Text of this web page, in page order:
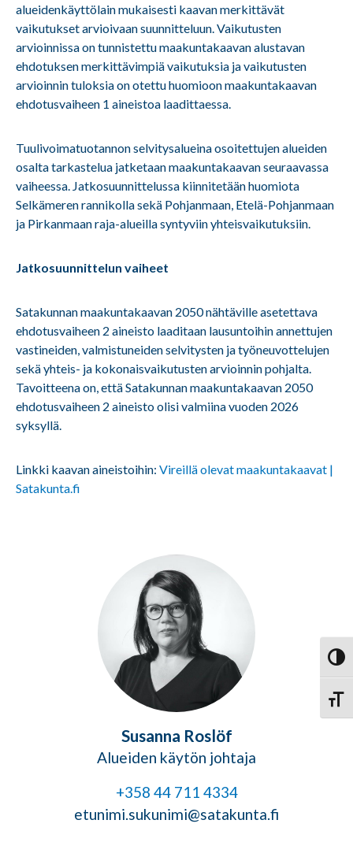
alueidenkäyttölain mukaisesti kaavan merkittävät
vaikutukset arvioivaan suunnitteluun. Vaikutusten
arvioinnissa on tunnistettu maakuntakaavan alustavan
ehdotuksen merkittävimpiä vaikutuksia ja vaikutusten
arvioinnin tuloksia on otettu huomioon maakuntakaavan
ehdotusvaiheen 1 aineistoa laadittaessa.
Tuulivoimatuotannon selvitysalueina osoitettujen alueiden
osalta tarkastelua jatketaan maakuntakaavan seuraavassa
vaiheessa. Jatkosuunnittelussa kiinnitetään huomiota
Selkämeren rannikolla sekä Pohjanmaan, Etelä-Pohjanmaan
ja Pirkanmaan raja-alueilla syntyviin yhteisvaikutuksiin.
Jatkosuunnittelun vaiheet
Satakunnan maakuntakaavan 2050 nähtäville asetettava
ehdotusvaiheen 2 aineisto laaditaan lausuntoihin annettujen
vastineiden, valmistuneiden selvitysten ja työneuvottelujen
sekä yhteis- ja kokonaisvaikutusten arvioinnin pohjalta.
Tavoitteena on, että Satakunnan maakuntakaavan 2050
ehdotusvaiheen 2 aineisto olisi valmiina vuoden 2026
syksyllä.
Linkki kaavan aineistoihin: Vireillä olevat maakuntakaavat |
Satakunta.fi
Susanna Roslöf
Alueiden käytön johtaja
+358 44 711 4334
etunimi.sukunimi@satakunta.fi